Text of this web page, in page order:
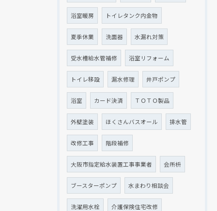
浴室暖房 トイレタンク内金物
夏季休業 洗面器 水漏れ対策
受水槽給水管補修 浴室リフォーム
トイレ移設 漏水修理 井戸ポンプ
浴室 カード決済 ＴＯＴＯ製品
外壁塗装 ほくさんバスオール 排水管
改修工事 階段補修
大阪市指定給水装置工事事業者 会所枡
ブースターポンプ 水まわり相談会
洗濯用水栓 介護保険住宅改修